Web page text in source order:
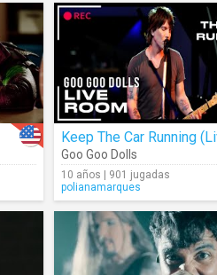
Keep The Car Running
Goo Goo Dolls
10 años | 901 jugadas
polianamarques